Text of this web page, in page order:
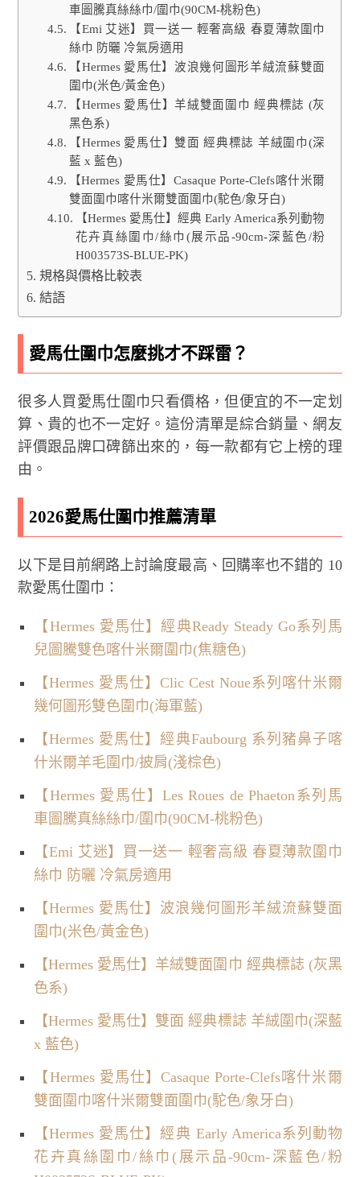
車圖騰真絲絲巾/圍巾(90CM-桃粉色)
【Emi 艾迷】買一送一 輕奢高級 春夏薄款圍巾
絲巾 防曬 冷氣房適用
【Hermes 愛馬仕】波浪幾何圖形羊絨流蘇雙面
圍巾(米色/黃金色)
【Hermes 愛馬仕】羊絨雙面圍巾 經典標誌 (灰
黑色系)
【Hermes 愛馬仕】雙面 經典標誌 羊絨圍巾(深
藍 x 藍色)
【Hermes 愛馬仕】Casaque Porte-Clefs喀什米爾
雙面圍巾喀什米爾雙面圍巾(駝色/象牙白)
【Hermes 愛馬仕】經典 Early America系列動物
花卉真絲圍巾/絲巾(展示品-90cm-深藍色/粉
H003573S-BLUE-PK)
規格與價格比較表
結語
愛馬仕圍巾怎麼挑才不踩雷？
很多人買愛馬仕圍巾只看價格，但便宜的不一定划
算、貴的也不一定好。這份清單是綜合銷量、網友
評價跟品牌口碑篩出來的，每一款都有它上榜的理
由。
2026愛馬仕圍巾推薦清單
以下是目前網路上討論度最高、回購率也不錯的 10
款愛馬仕圍巾：
【Hermes 愛馬仕】經典Ready Steady Go系列馬
兒圖騰雙色喀什米爾圍巾(焦糖色)
【Hermes 愛馬仕】Clic Cest Noue系列喀什米爾
幾何圖形雙色圍巾(海軍藍)
【Hermes 愛馬仕】經典Faubourg 系列豬鼻子喀
什米爾羊毛圍巾/披肩(淺棕色)
【Hermes 愛馬仕】Les Roues de Phaeton系列馬
車圖騰真絲絲巾/圍巾(90CM-桃粉色)
【Emi 艾迷】買一送一 輕奢高級 春夏薄款圍巾
絲巾 防曬 冷氣房適用
【Hermes 愛馬仕】波浪幾何圖形羊絨流蘇雙面
圍巾(米色/黃金色)
【Hermes 愛馬仕】羊絨雙面圍巾 經典標誌 (灰黑
色系)
【Hermes 愛馬仕】雙面 經典標誌 羊絨圍巾(深藍
x 藍色)
【Hermes 愛馬仕】Casaque Porte-Clefs喀什米爾
雙面圍巾喀什米爾雙面圍巾(駝色/象牙白)
【Hermes 愛馬仕】經典 Early America系列動物
花卉真絲圍巾/絲巾(展示品-90cm-深藍色/粉